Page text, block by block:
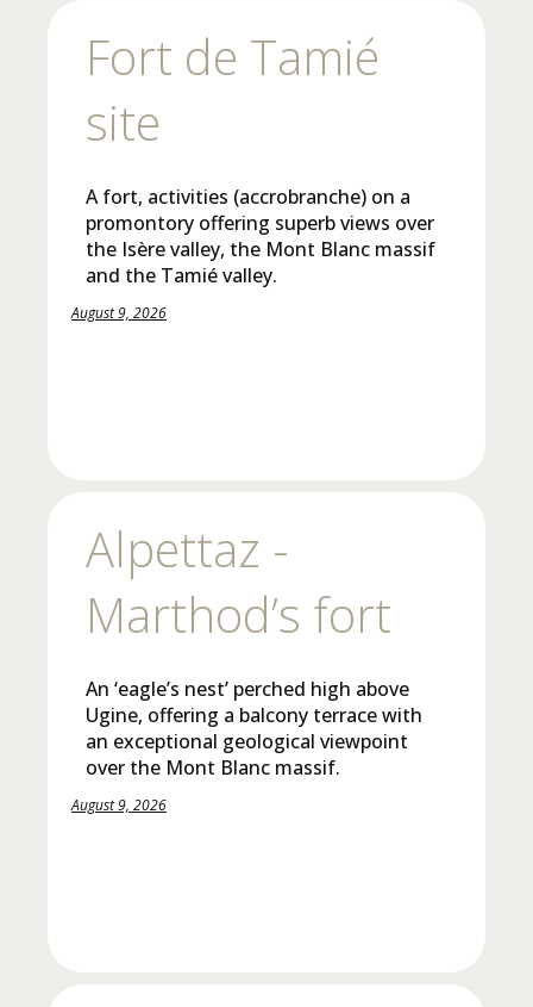
Fort de Tamié
site
A fort, activities (accrobranche) on a
promontory offering superb views over
the Isère valley, the Mont Blanc massif
and the Tamié valley.
August 9, 2026
Alpettaz -
Marthod’s fort
An ‘eagle’s nest’ perched high above
Ugine, offering a balcony terrace with
an exceptional geological viewpoint
over the Mont Blanc massif.
August 9, 2026